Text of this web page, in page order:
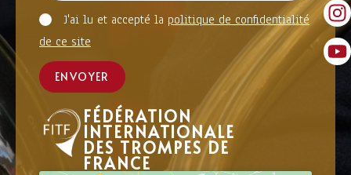
J'ai lu et accepté la politique de confidentialité
de ce site
ENVOYER
FÉDÉRATION
INTERNATIONALE
DES TROMPES DE
FRANCE